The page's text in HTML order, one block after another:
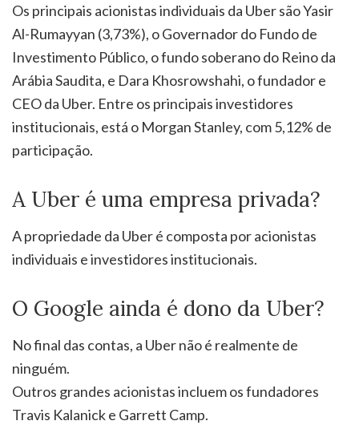
Os principais acionistas individuais da Uber são Yasir
Al-Rumayyan (3,73%), o Governador do Fundo de
Investimento Público, o fundo soberano do Reino da
Arábia Saudita, e Dara Khosrowshahi, o fundador e
CEO da Uber. Entre os principais investidores
institucionais, está o Morgan Stanley, com 5,12% de
participação.
A Uber é uma empresa privada?
A propriedade da Uber é composta por acionistas
individuais e investidores institucionais.
O Google ainda é dono da Uber?
No final das contas, a Uber não é realmente de
ninguém.
Outros grandes acionistas incluem os fundadores
Travis Kalanick e Garrett Camp.